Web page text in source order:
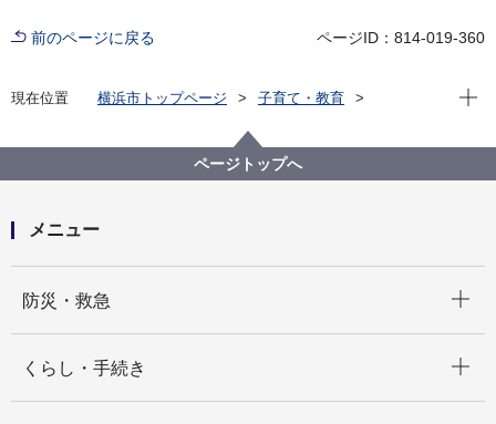
前のページに戻る ページID：814-019-360
現在位置 横浜市トップページ
子育て・教育
現在
ページトップへ
メニュー
防災・救急
くらし・手続き